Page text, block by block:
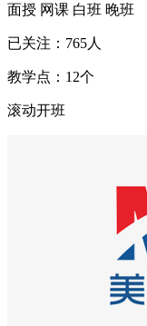
面授 网课 白班 晚班
已关注： 765人
教学点： 12个
滚动开班